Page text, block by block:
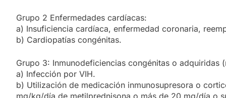
Grupo 2 Enfermedades cardíacas:
a) Insuficiencia cardíaca, enfermedad coronaria,
b) Cardiopatías congénitas.
Grupo 3: Inmunodeficiencias congénitas o adquiridas
a) Infección por VIH.
b) Utilización de medicación inmunosupresora o
mg/kg/día de metilprednisona o más de 20 mg/día o